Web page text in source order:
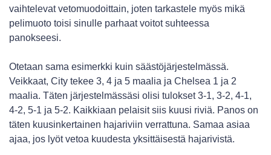
vaihtelevat vetomuodoittain, joten tarkastele myös mikä
pelimuoto toisi sinulle parhaat voitot suhteessa
panokseesi.
Otetaan sama esimerkki kuin säästöjärjestelmässä.
Veikkaat, City tekee 3, 4 ja 5 maalia ja Chelsea 1 ja 2
maalia. Täten järjestelmässäsi olisi tulokset 3-1, 3-2, 4-1,
4-2, 5-1 ja 5-2. Kaikkiaan pelaisit siis kuusi riviä. Panos on
täten kuusinkertainen hajariviin verrattuna. Samaa asiaa
ajaa, jos lyöt vetoa kuudesta yksittäisestä hajarivistä.